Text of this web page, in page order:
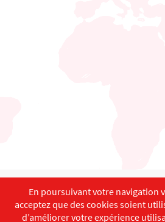
English Français
Copyright ©ISEC-AdW Aspects
En poursuivant votre navigation
acceptez que des cookies soient
d’améliorer votre expérience